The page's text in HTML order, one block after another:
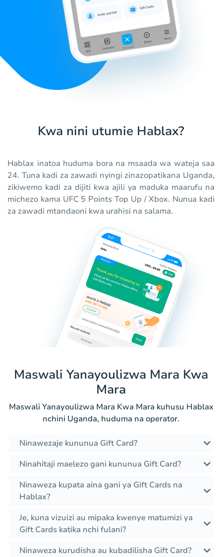
Kwa nini utumie Hablax?
Hablax inatoa huduma bora na msaada wa wateja saa
24. Tuna kadi za zawadi nyingi zinazopatikana Uganda,
zikiwemo kadi za dijiti kwa ajili ya maduka maarufu na
michezo kama UFC 5 Points Top Up / Xbox. Nunua kadi
za zawadi mtandaoni kwa urahisi na salama.
Maswali Yanayoulizwa Mara Kwa
Mara
Maswali Yanayoulizwa Mara Kwa Mara kuhusu Hablax
nchini Uganda, huduma na operator.
Ninawezaje kununua Gift Card?
Ninahitaji maelezo gani kununua Gift Card?
Ninaweza kupata aina gani ya Gift Cards na
Hablax?
Je, kuna vizuizi au mipaka kwenye matumizi ya
Gift Cards katika nchi fulani?
Ninaweza kurudisha au kubadilisha Gift Card?